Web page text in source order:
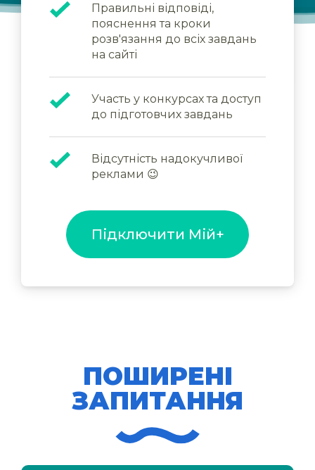
Правильні відповіді,
пояснення та кроки
розв'язання до всіх завдань
на сайті
Участь у конкурсах та доступ
до підготовчих завдань
Відсутність надокучливої
реклами 😉
Підключити Мій+
ПОШИРЕНІ
ЗАПИТАННЯ